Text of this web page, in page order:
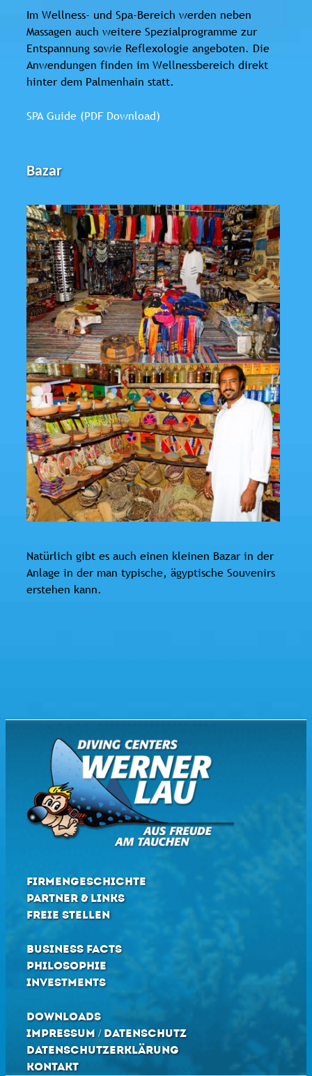
Im Wellness- und Spa-Bereich werden neben
Massagen auch weitere Spezialprogramme zur
Entspannung sowie Reflexologie angeboten. Die
Anwendungen finden im Wellnessbereich direkt
hinter dem Palmenhain statt.
SPA Guide (PDF Download)
Bazar
Natürlich gibt es auch einen kleinen Bazar in der
Anlage in der man typische, ägyptische Souvenirs
erstehen kann.
FIRMENGESCHICHTE
PARTNER & LINKS
FREIE STELLEN
BUSINESS FACTS
PHILOSOPHIE
INVESTMENTS
DOWNLOADS
IMPRESSUM / DATENSCHUTZ
DATENSCHUTZERKLÄRUNG
KONTAKT